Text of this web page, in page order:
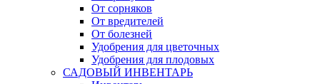
От сорняков
От вредителей
От болезней
Удобрения для цветочных
Удобрения для плодовых
САДОВЫЙ ИНВЕНТАРЬ